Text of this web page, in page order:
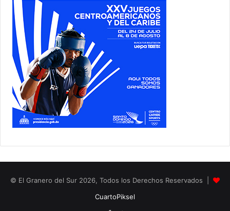
© El Granero del Sur 2026, Todos los Derechos Reservados |
CuartoPiksel